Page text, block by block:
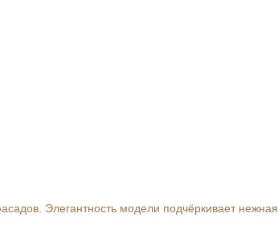
Элегантность модели подчёркивает нежная